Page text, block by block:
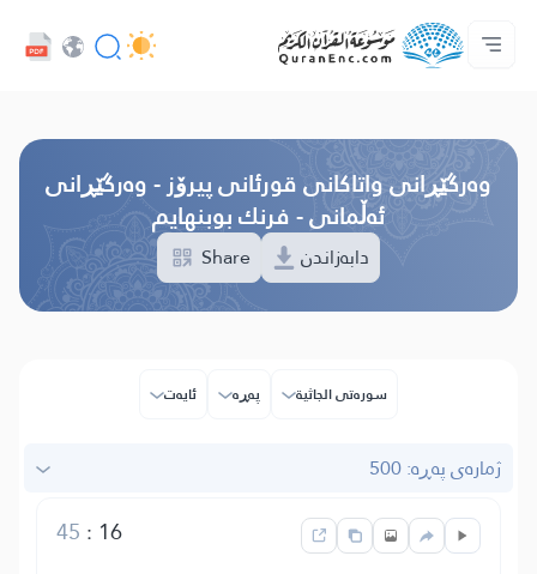
سه‌ره‌كی
پێڕستی وه‌رگێڕاوه‌كان
Audio
خزمەتگوزاریەکانی پەرەپێدەران - API
دەربارەی پرۆژە
په‌یوه‌ندیمان پێوه‌ بكه‌
زمان
وه‌رگێڕانی واتاکانی قورئانی پیرۆز - وەرگێڕانی
ئەڵمانی - فرنك بوبنهایم
دابەزاندن Share
سوره‌تی الجاثیة پەڕە ئایه‌ت
ژمارەی پەڕە: 500
16
:
45